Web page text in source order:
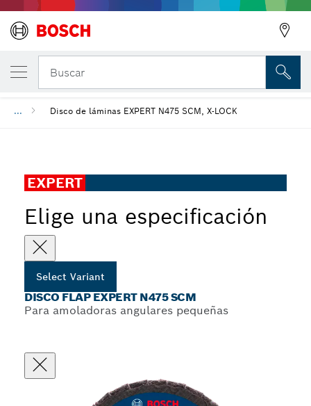
Buscar
... Disco de láminas EXPERT N475 SCM, X-LOCK
EXPERT
Elige una especificación
Select Variant
DISCO FLAP EXPERT N475 SCM
Para amoladoras angulares pequeñas
Disco flap EXPERT N475 SCM